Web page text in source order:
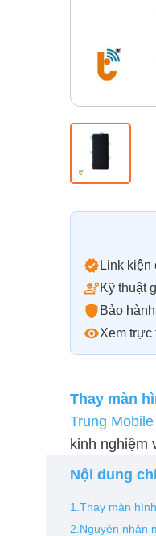
Link kiện
Kỹ thuật
Bảo
Xem trực
Thay màn
Trung Mobile
kinh nghiệm
Nội dung
1.Thay màn
2.Nguyên nhân